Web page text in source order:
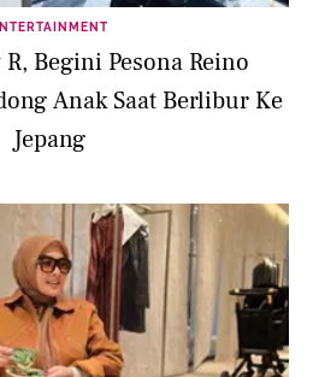
Begini Pesona Reino
Anak Saat Berlibur Ke
Jepang